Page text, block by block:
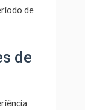
de
de